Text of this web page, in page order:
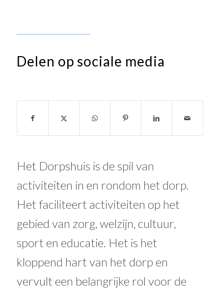
Delen op sociale media
Het Dorpshuis is de spil van
activiteiten in en rondom het dorp.
Het faciliteert activiteiten op het
gebied van zorg, welzijn, cultuur,
sport en educatie. Het is het
kloppend hart van het dorp en
vervult een belangrijke rol voor de